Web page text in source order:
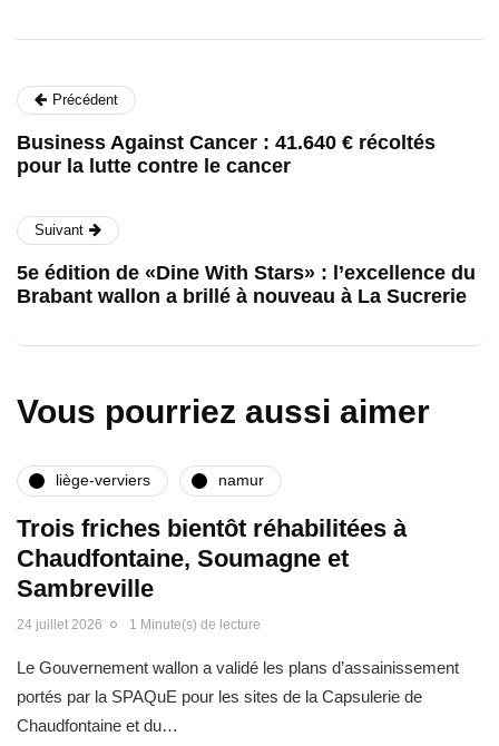
Précédent
Business Against Cancer : 41.640 € récoltés
pour la lutte contre le cancer
Suivant
5e édition de «Dine With Stars» : l’excellence du
Brabant wallon a brillé à nouveau à La Sucrerie
Vous pourriez aussi aimer
liège-verviers namur
Trois friches bientôt réhabilitées à
Chaudfontaine, Soumagne et
Sambreville
24 juillet 2026 1 Minute(s) de lecture
Le Gouvernement wallon a validé les plans d’assainissement
portés par la SPAQuE pour les sites de la Capsulerie de
Chaudfontaine et du…